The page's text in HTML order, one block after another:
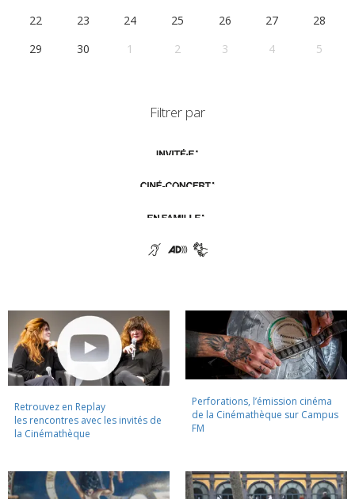
22
23 24 25 26 27
28
29
30 1 2 3 4 5
Filtrer par
Retrouvez en Replay
les rencontres avec les invités de
la Cinémathèque
Perforations, l’émission cinéma
de la Cinémathèque sur Campus
FM